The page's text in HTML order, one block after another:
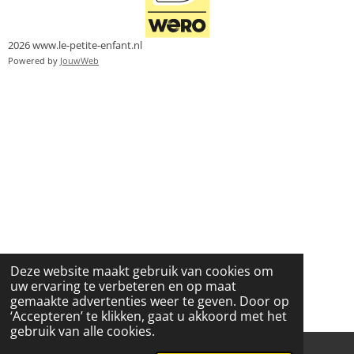
Deze website maakt gebruik van cookies om
uw ervaring te verbeteren en op maat
gemaakte advertenties weer te geven. Door op
‘Accepteren’ te klikken, gaat u akkoord met het
gebruik van alle cookies.
2026 www.le-petite-enfant.nl
Powered by JouwWeb